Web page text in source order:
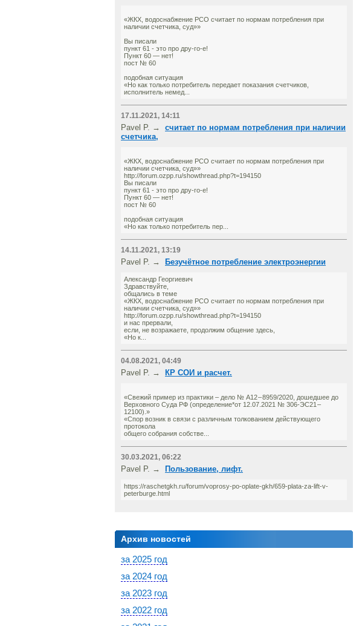
«ЖКХ, водоснабжение РСО считает по нормам потребления при
наличии счетчика, суд»»
Вы писали
пункт 61 - это про дру-го-е!
Пункт 60 — нет!
пост № 60
подобная ситуация
«Но как только потребитель передает показания счетчиков,
исполнитель немед...
17.11.2021, 14:11
Pavel P. → считает по нормам потребления при наличии
счетчика,
«ЖКХ, водоснабжение РСО считает по нормам потребления при
наличии счетчика, суд»»
http://forum.ozpp.ru/showthread.php?t=194150
Вы писали
пункт 61 - это про дру-го-е!
Пункт 60 — нет!
пост № 60
подобная ситуация
«Но как только потребитель пер...
14.11.2021, 13:19
Pavel P. → Безучётное потребление электроэнергии
Александр Георгиевич
Здравствуйте,
общались в теме
«ЖКХ, водоснабжение РСО считает по нормам потребления при
наличии счетчика, суд»»
http://forum.ozpp.ru/showthread.php?t=194150
и нас прервали,
если, не возражаете, продолжим общение здесь,
«Но к...
04.08.2021, 04:49
Pavel P. → КР СОИ и расчет.
«Свежий пример из практики – дело № А12 – 8959/2020, дошедшее до
Верховного Суда РФ (определение*от 12.07.2021 № 306-ЭС21 –
12100).»
«Спор возник в связи с различным толкованием действующего
протокола
общего собрания собстве...
30.03.2021, 06:22
Pavel P. → Пользование, лифт.
https://raschetgkh.ru/forum/voprosy-po-oplate-gkh/659-plata-za-lift-v-
peterburge.html
Архив новостей
за 2025 год
за 2024 год
за 2023 год
за 2022 год